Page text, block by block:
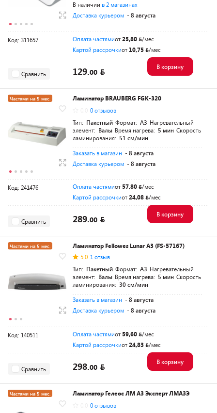
В наличии в 2 магазинах
Доставка курьером - 8 августа
Код: 311657 Оплата частямиот25,80
/мес
Картой рассрочкиот 10,75 /мес
Сравнить 129.00
В корзину
Частями на 5 мес.
Ламинатор BRAUBERG FGK-320
0 отзывов
Тип: Пакетный Формат: A3 Нагревательный
элемент: Валы Время нагрева: 5 мин Скорость
ламинирования: 51 см/мин
Заказать в магазин - 8 августа
Доставка курьером - 8 августа
Код: 241476 Оплата частямиот 57,80
/мес
Картой рассрочкиот24,08 /мес
Сравнить 289.00
В корзину
Частями на 5 мес.
Ламинатор Fellowes Lunar A3 (FS-57167)
5.0 1 отзыв
Тип: Пакетный Формат: A3 Нагревательный
элемент: Валы Время нагрева: 5 мин Скорость
ламинирования: 30 см/мин
Заказать в магазин - 8 августа
Доставка курьером - 8 августа
Код: 140511 Оплата частямиот 59,60
/мес
Картой рассрочкиот24,83 /мес
Сравнить 298.00
В корзину
Частями на 5 мес.
Ламинатор Гелеос ЛМ A3 Эксперт ЛМА3Э
0 отзывов